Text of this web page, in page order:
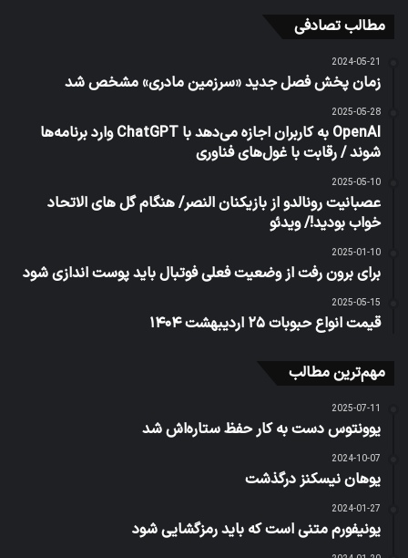
مطالب تصادفی
2024-05-21
زمان پخش فصل جدید «سرزمین مادری» مشخص شد
2025-05-28
OpenAI به کاربران اجازه می‌دهد با ChatGPT وارد برنامه‌ها
شوند / رقابت با غول‌های فناوری
2025-05-10
عصبانیت رونالدو از بازیکنان النصر/ هنگام گل های الاتحاد
خواب بودید!/ ویدئو
2025-01-10
برای برون رفت از وضعیت فعلی فوتبال باید پوست اندازی شود
2025-05-15
قیمت انواع حبوبات ۲۵ اردیبهشت ۱۴۰۴
مهم‌ترین مطالب
2025-07-11
یوونتوس دست به کار حفظ ستاره‌اش شد
2024-10-07
یوهان نیسکنز درگذشت
2024-01-27
یونیفورم متنی است که باید رمزگشایی شود